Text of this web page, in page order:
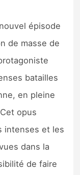
épisode
de masse de
batailles
en pleine
opus
intenses et les
dans la
de faire